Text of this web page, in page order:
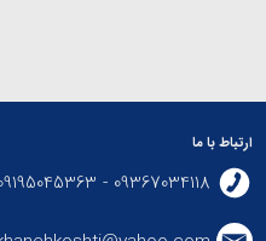
ارتباط با ما
09367034118 - 09195045363